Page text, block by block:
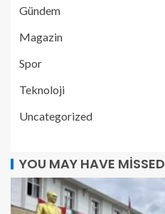
Gündem
Magazin
Spor
Teknoloji
Uncategorized
YOU MAY HAVE MISSED